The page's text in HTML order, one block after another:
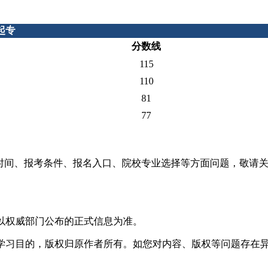
专
分数线
115
110
81
77
报考条件、报名入口、院校专业选择等方面问题，敬请
威部门公布的正式信息为准。
目的，版权归原作者所有。如您对内容、版权等问题存在